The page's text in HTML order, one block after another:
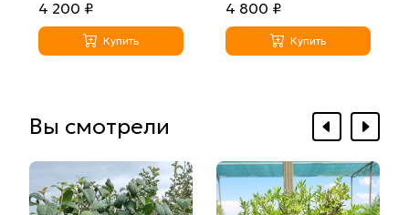
4 200 ₽
Купить
4 800 ₽
Купить
Вы смотрели